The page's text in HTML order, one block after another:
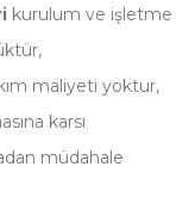
kurulum ve işletme
maliyeti yoktur,
karsı
müdahale